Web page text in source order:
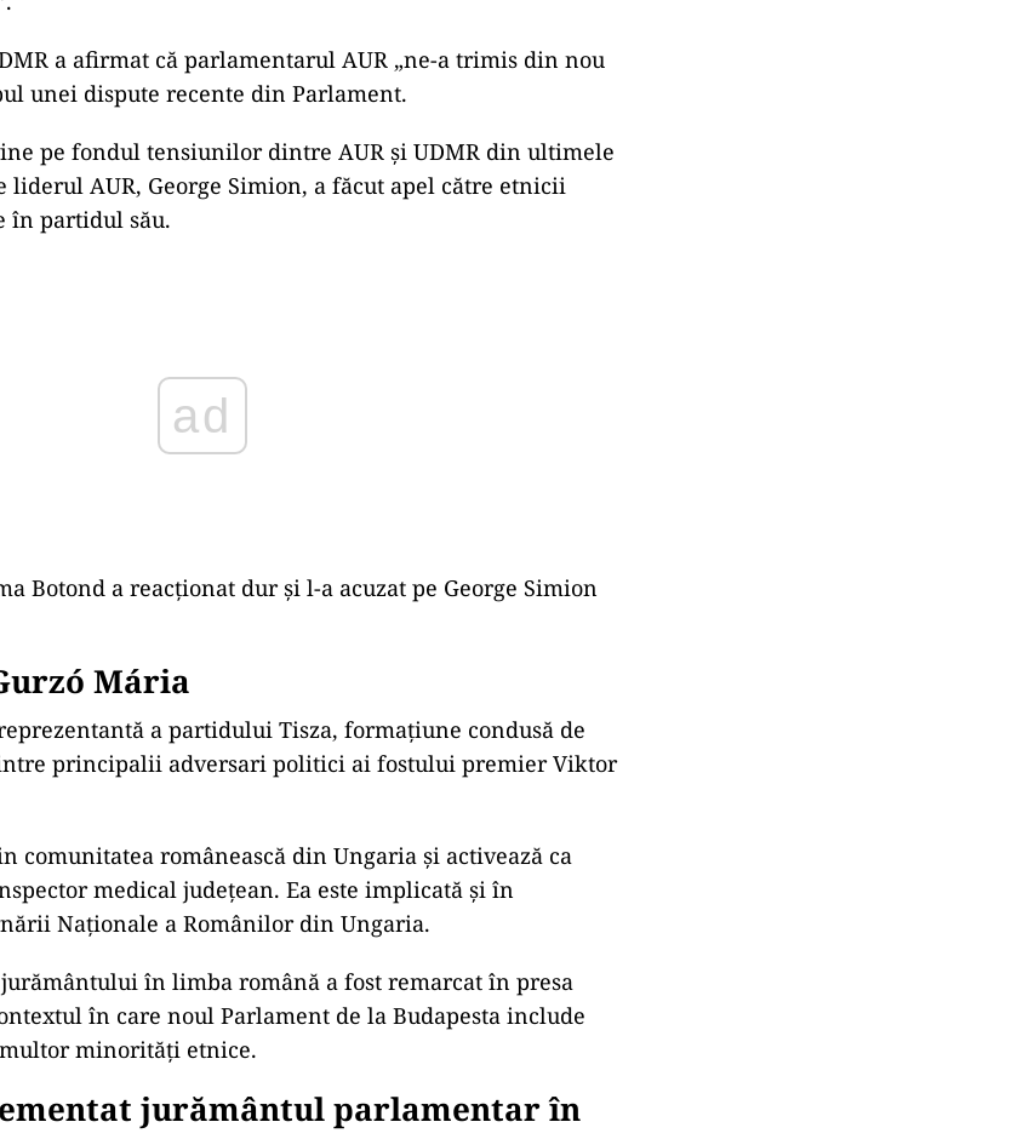
un parlamentar maghiar ar încerca să depună
în Parlamentul României, reacțiile ar fi complet
s-ar umfla în pene șovinii dacă în Parlamentul
ar depune jurământul în limba maghiară”, a transmis
Botond l-a vizat direct pe deputatul AUR Dan Tanasă, pe
liderul AUR, George Simion, a făcut apel către etnicii
partidul său.
Botond a reacționat dur și l-a acuzat pe George Simion
Mária